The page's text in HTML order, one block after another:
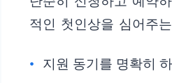
적인 첫인상을 심어주
지원 동기를 명확히